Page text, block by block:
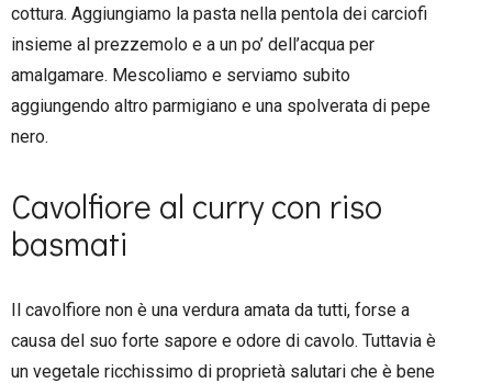
cottura. Aggiungiamo la pasta nella pentola dei carciofi
insieme al prezzemolo e a un po’ dell’acqua per
amalgamare. Mescoliamo e serviamo subito
aggiungendo altro parmigiano e una spolverata di pepe
nero.
Cavolfiore al curry con riso
basmati
Il cavolfiore non è una verdura amata da tutti, forse a
causa del suo forte sapore e odore di cavolo. Tuttavia è
un vegetale ricchissimo di proprietà salutari che è bene